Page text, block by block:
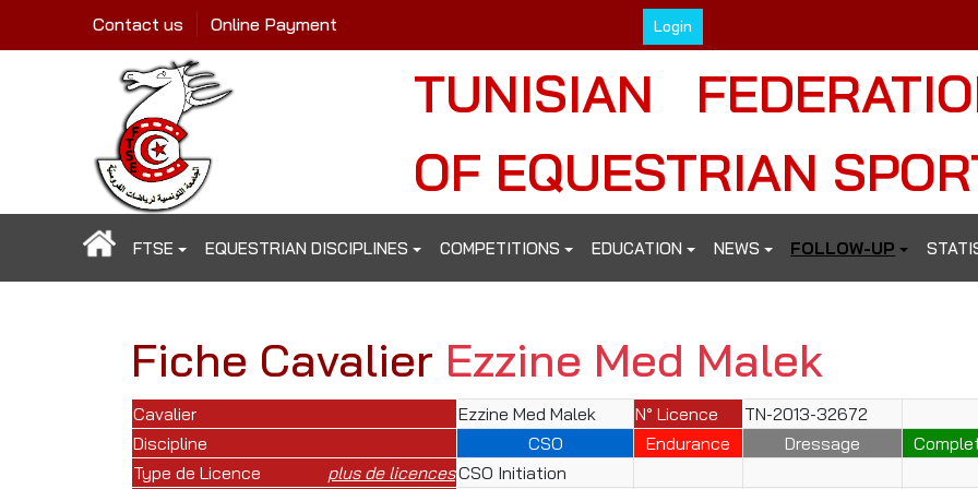
Login
Contact us Online Payment
TUNISIAN
OF EQUESTRIAN
FTSE EQUESTRIAN DISCIPLINES COMPETITIONS EDUCATION NEWS FOLLOW-UP
Fiche Cavalier Ezzine Med Malek
Cavalier Ezzine Med Malek N° Licence
TN-2013-32672
Discipline
CSO Endurance Dressage
Type de Licence
plus de licencesCSO Initiation